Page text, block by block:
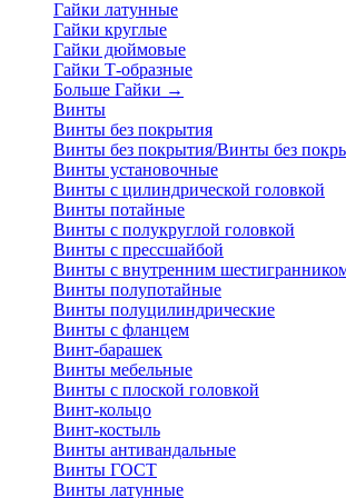
Гайки латунные
Гайки круглые
Гайки дюймовые
Гайки Т-образные
Больше Гайки →
Винты
Винты без покрытия
Винты без покрытия/Винты без
Винты установочные
Винты с цилиндрической головкой
Винты потайные
Винты с полукруглой головкой
Винты с прессшайбой
Винты с внутренним
Винты полупотайные
Винты полуцилиндрические
Винты с фланцем
Винт-барашек
Винты мебельные
Винты с плоской головкой
Винт-кольцо
Винт-костыль
Винты антивандальные
Винты ГОСТ
Винты латунные